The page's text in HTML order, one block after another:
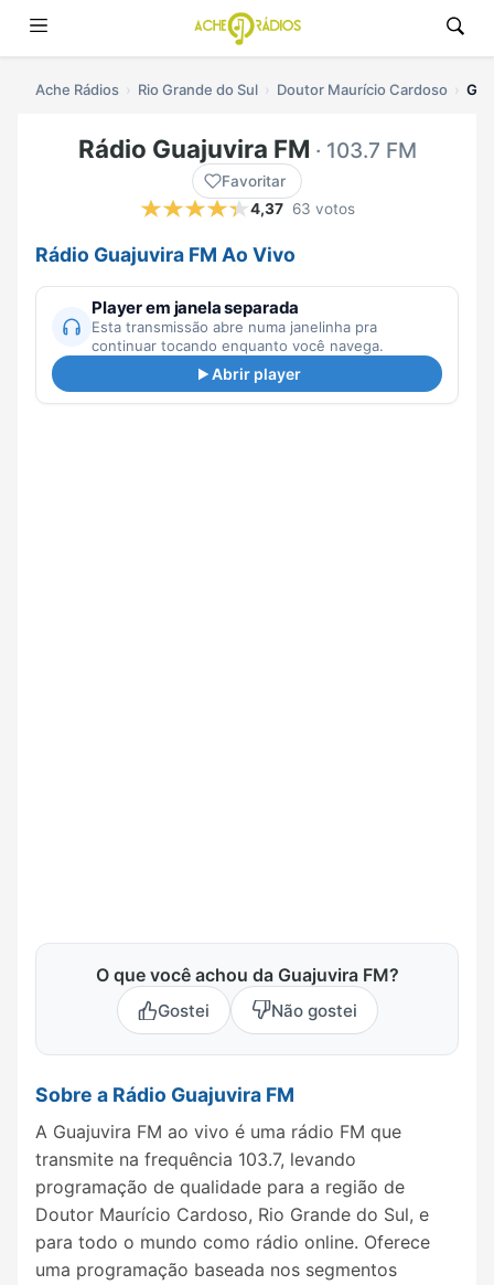
Ache Rádios Rio Grande do Sul Doutor Maurício Cardoso
Rádio Guajuvira FM · 103.7 FM
Favoritar
4,37 63 votos
Rádio Guajuvira FM Ao Vivo
Player em janela separada
Esta transmissão abre numa janelinha pra
continuar tocando enquanto você navega.
Abrir player
O que você achou da Guajuvira FM?
Gostei Não gostei
Sobre a Rádio Guajuvira FM
A Guajuvira FM ao vivo é uma rádio FM que
transmite na frequência 103.7, levando
programação de qualidade para a região de
Doutor Maurício Cardoso, Rio Grande do Sul, e
para todo o mundo como rádio online. Oferece
uma programação baseada nos segmentos